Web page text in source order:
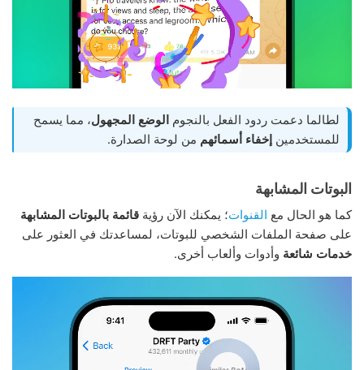
لطالما دعمت ردود الفعل بالنجوم الوضع المجهول، مما يسمح
للمستخدمين إخفاء أسمائهم من لوحة الصدارة.
البوتات المشابهة
كما هو الحال مع القنوات؛ يمكنك الآن رؤية قائمة بالبوتات المشابهة
على صفحة الملفات الشخصي للبوتات، لمساعدتك في العثور على
خدمات شائعة وأدوات وألعاب أخرى.